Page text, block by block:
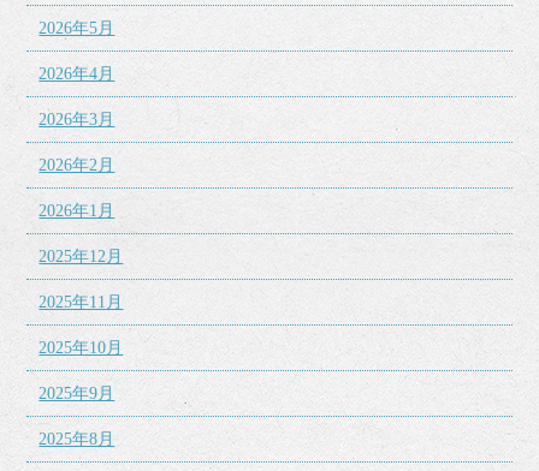
2026年5月
2026年4月
2026年3月
2026年2月
2026年1月
2025年12月
2025年11月
2025年10月
2025年9月
2025年8月